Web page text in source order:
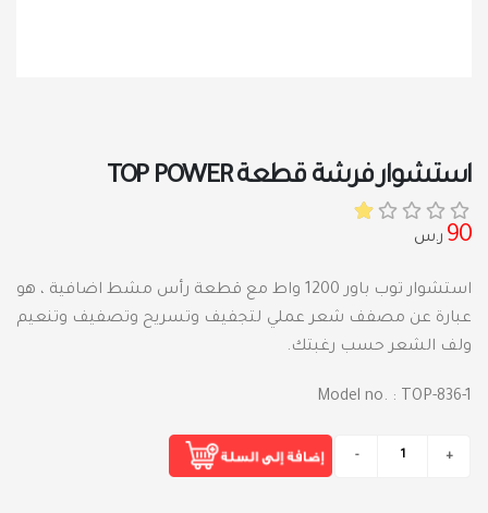
استشوار فرشة قطعة TOP POWER
90 ر.س
استشوار توب باور 1200 واط مع قطعة رأس مشط اضافية ، هو
عبارة عن مصفف شعر عملي لتجفيف وتسريح وتصفيف وتنعيم
ولف الشعر حسب رغبتك.
Model no. : TOP-836-1